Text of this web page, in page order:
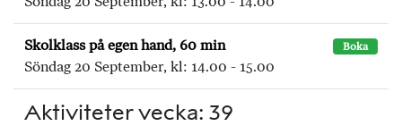
Skolklass på egen hand, 60 min Boka
Söndag 20 September, kl: 14.00 - 15.00
Aktiviteter vecka: 39